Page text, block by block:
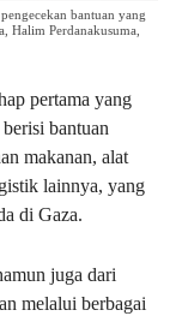
bantuan yang
Halim Perdanakusuma,
pertama yang
bantuan
makanan, alat
lainnya, yang
di Gaza.
juga dari
melalui berbagai